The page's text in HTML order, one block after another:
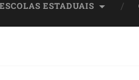
ESCOLAS ESTADUAIS